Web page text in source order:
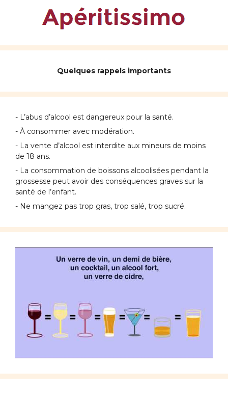
Quelques rappels importants
- L’abus d’alcool est dangereux pour la santé.
- À consommer avec modération.
- La vente d’alcool est interdite aux mineurs de moins
de 18 ans.
- La consommation de boissons alcoolisées pendant la
grossesse peut avoir des conséquences graves sur la
santé de l’enfant.
- Ne mangez pas trop gras, trop salé, trop sucré.